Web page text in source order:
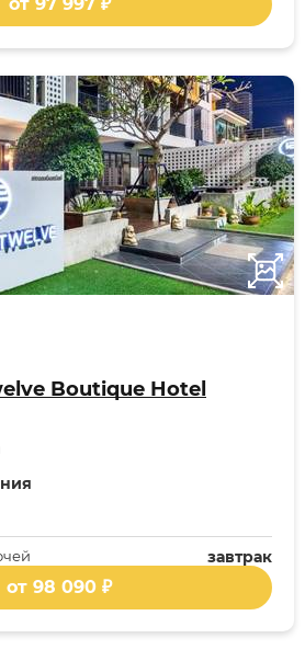
Boutique Hotel
завтрак
от 98 090 ₽